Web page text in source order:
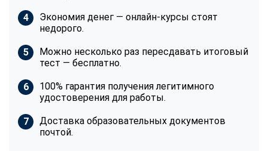
Экономия денег — онлайн-курсы стоят
недорого.
Можно несколько раз пересдавать итоговый
тест — бесплатно.
100% гарантия получения легитимного
удостоверения для работы.
Доставка образовательных документов
почтой.